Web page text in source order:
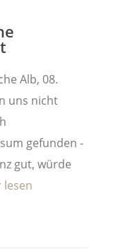
Alb, 08.
uns nicht
gefunden -
gut, würde